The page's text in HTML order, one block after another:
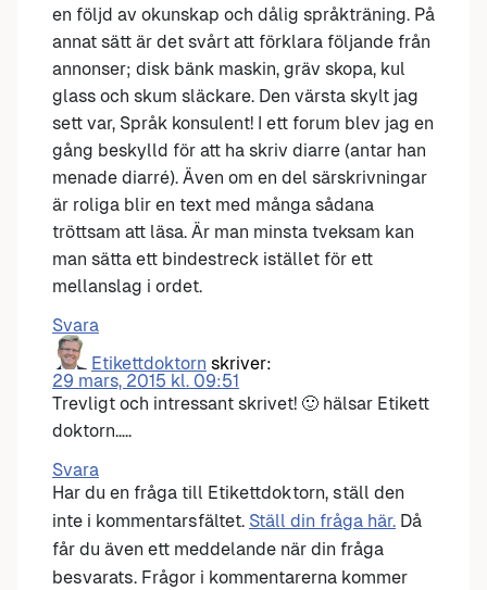
en följd av okunskap och dålig språkträning. På
annat sätt är det svårt att förklara följande från
annonser; disk bänk maskin, gräv skopa, kul
glass och skum släckare. Den värsta skylt jag
sett var, Språk konsulent! I ett forum blev jag en
gång beskylld för att ha skriv diarre (antar han
menade diarré). Även om en del särskrivningar
är roliga blir en text med många sådana
tröttsam att läsa. Är man minsta tveksam kan
man sätta ett bindestreck istället för ett
mellanslag i ordet.
Svara
Etikettdoktorn skriver:
29 mars, 2015 kl. 09:51
Trevligt och intressant skrivet! 🙂 hälsar Etikett
doktorn…..
Svara
Har du en fråga till Etikettdoktorn, ställ den
inte i kommentarsfältet. Ställ din fråga här. Då
får du även ett meddelande när din fråga
besvarats. Frågor i kommentarerna kommer